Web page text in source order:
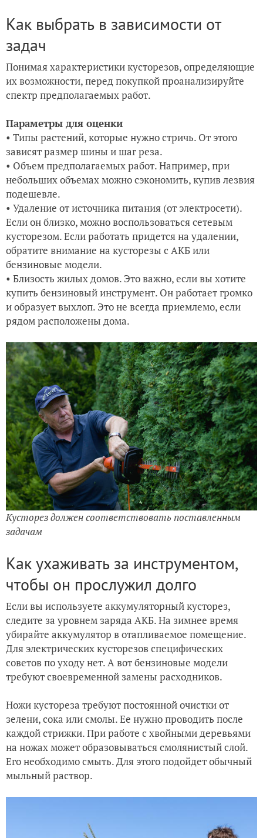
Как выбрать в зависимости от
задач
Понимая характеристики кусторезов, определяющие
их возможности, перед покупкой проанализируйте
спектр предполагаемых работ.
Параметры для оценки
• Типы растений, которые нужно стричь. От этого
зависят размер шины и шаг реза.
• Объем предполагаемых работ. Например, при
небольших объемах можно сэкономить, купив лезвия
подешевле.
• Удаление от источника питания (от электросети).
Если он близко, можно воспользоваться сетевым
кусторезом. Если работать придется на удалении,
обратите внимание на кусторезы с АКБ или
бензиновые модели.
• Близость жилых домов. Это важно, если вы хотите
купить бензиновый инструмент. Он работает громко
и образует выхлоп. Это не всегда приемлемо, если
рядом расположены дома.
Кусторез должен соответствовать поставленным
задачам
Как ухаживать за инструментом,
чтобы он прослужил долго
Если вы используете аккумуляторный кусторез,
следите за уровнем заряда АКБ. На зимнее время
убирайте аккумулятор в отапливаемое помещение.
Для электрических кусторезов специфических
советов по уходу нет. А вот бензиновые модели
требуют своевременной замены расходников.
Ножи кустореза требуют постоянной очистки от
зелени, сока или смолы. Ее нужно проводить после
каждой стрижки. При работе с хвойными деревьями
на ножах может образовываться смолянистый слой.
Его необходимо смыть. Для этого подойдет обычный
мыльный раствор.